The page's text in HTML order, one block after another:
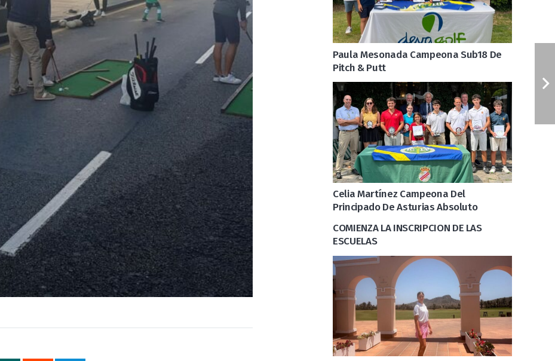
Paula Mesonada Campeona Sub18 De
Pitch & Putt
Celia Martínez Campeona Del
Principado De Asturias Absoluto
COMIENZA LA INSCRIPCION DE LAS
ESCUELAS